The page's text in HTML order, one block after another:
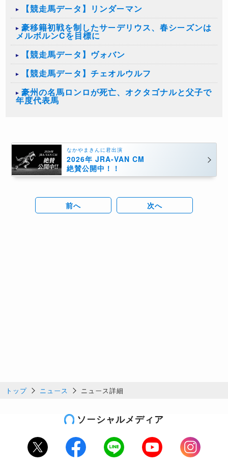
【競走馬データ】リンダーマン
豪移籍初戦を制したサーデリウス、春シーズンは
メルボルンCを目標に
【競走馬データ】ヴォバン
【競走馬データ】チェオルウルフ
豪州の名馬ロンロが死亡、オクタゴナルと父子で
年度代表馬
なかやまきんに君出演
2026年 JRA-VAN CM
絶賛公開中！！
前へ 次へ
トップ ニュース ニュース詳細
ソーシャルメディア
Twitter Facebook LINE Youtube Instagram